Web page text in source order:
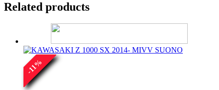
Related products
-
11
%